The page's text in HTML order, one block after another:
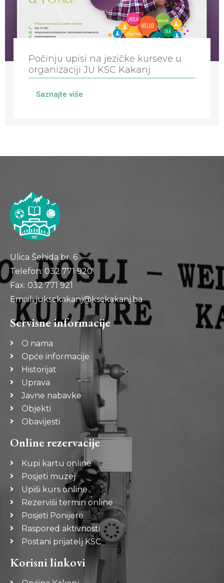
Počinju upisi na jezičke kurseve u
organizaciji JU KSC Kakanj
Saznajte više
Ulica Šehida br. 6
Telefon: 032 771 920
Fax: 032 771 921
Email: juksckakanj@ksckakanj.ba
Servisne informacije
O nama
Opće informacije
Historijat
Uprava
Javne nabavke
Objekti
Obavijesti
Online rezervacije
Kupi kartu online
Posjeti muzej
Upiši kurs online
Rezerviši termin online
Posjeti Ponijere
Raspored aktivnosti
Postani prijatelj KSC
Korisni linkovi